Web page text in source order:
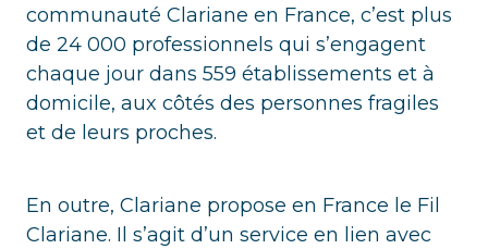
communauté Clariane en France, c’est plus
de 24 000 professionnels qui s’engagent
chaque jour dans 559 établissements et à
domicile, aux côtés des personnes fragiles
et de leurs proches.
En outre, Clariane propose en France le Fil
Clariane. Il s’agit d’un service en lien avec